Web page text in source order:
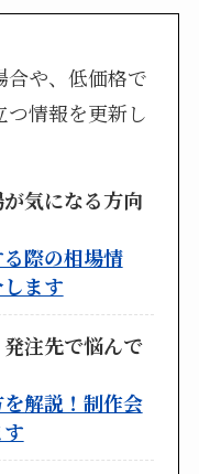
合や、低価格で
つ情報を更新し
気になる方向
際の相場情
ます
注先で悩んで
解説！制作会